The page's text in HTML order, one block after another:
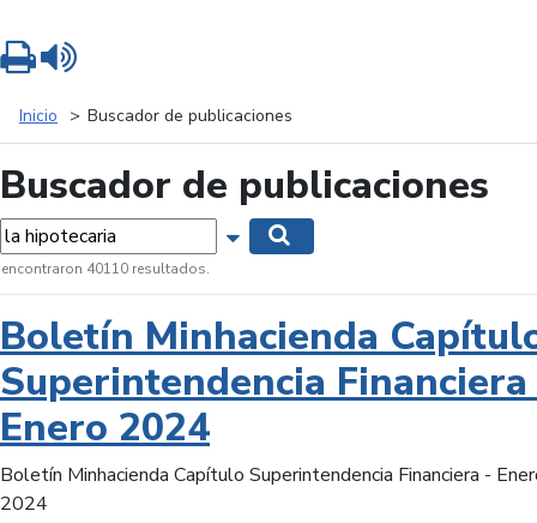
Inicio Buscador de publicaciones
Buscador de publicaciones
Mostrar opciones de búsqueda
encontraron 40110 resultados.
Boletín Minhacienda
Superintendencia
Enero 2024
Boletín Minhacienda Capítulo Superintendencia Financiera -
2024
Imprimir